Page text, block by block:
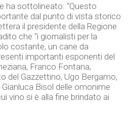
ha sottolineato: “Questo
dal punto di vista storico
il presidente della Regione
che “i giornalisti per la
costante, un cane da
importanti esponenti del
Franco Fontana,
del Gazzettino, Ugo Bergamo,
Bisol delle omonime
vino si è alla fine brindato ai